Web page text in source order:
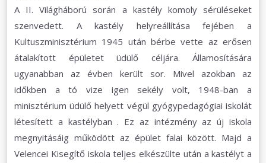
A II. Világháború során a kastély komoly sérüléseket
szenvedett. A kastély helyreállítása fejében a
Kultuszminisztérium 1945 után bérbe vette az erősen
átalakított épületet üdülő céljára. Államosítására
ugyanabban az évben került sor. Mivel azokban az
időkben a tó vize igen sekély volt, 1948-ban a
minisztérium üdülő helyett végül gyógypedagógiai iskolát
létesített a kastélyban . Ez az intézmény az új iskola
megnyitásáig működött az épület falai között. Majd a
Velencei Kisegítő iskola teljes elkészülte után a kastélyt a